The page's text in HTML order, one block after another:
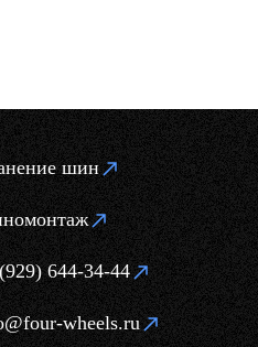
шин
644-34-44
wheels.ru